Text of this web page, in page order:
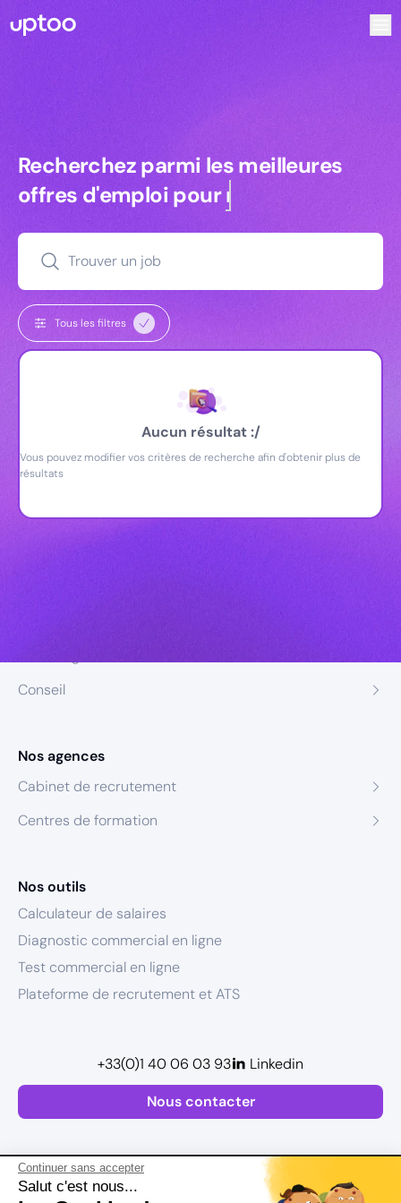
Continuer sans accepter
Salut c'est nous...
Recherchez parmi les meilleures
Recherchez parmi les meilleures
offres d'emploi pourmanagers
Trouver un job
Tous les filtres
Aucun résultat :/
Vous pouvez modifier vos critères de recherche afin d'obtenir plus de
résultats
Conseil
Nos agences
Cabinet de recrutement
Centres de formation
Nos outils
Calculateur de salaires
Diagnostic commercial en ligne
Test commercial en ligne
Plateforme de recrutement et ATS
Nous contacter
+33(0)1 40 06 03 93 Linkedin